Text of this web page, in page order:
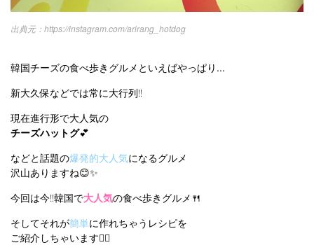
https://instagram.com/arirang_hotdog
韓国チーズの食べ歩きグルメといえばやっぱり...
新大久保などでは常に大行列‼︎
現在進行形で大人気の
チーズハットグ💕
などと話題の爆発的大人気になるグルメ
沢山ありますね😊✨
今回は今‼︎韓国で大人気の食べ歩きグルメ🍴
そしてそれが簡単に作れちゃうレシピを
ご紹介しちゃいます💁‍♀️